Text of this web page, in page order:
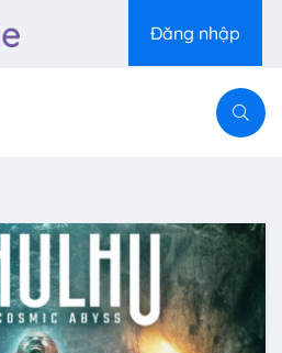
Đăng nhập